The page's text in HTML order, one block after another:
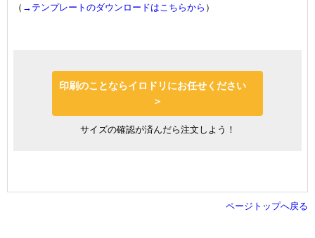
（ →テンプレートのダウンロードはこちらから ）
印刷のことならイロドリにお任せください
＞
サイズの確認が済んだら注文しよう！
ページトップへ戻る